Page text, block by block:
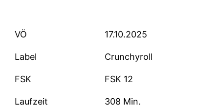
VÖ 17.10.2025
Label Crunchyroll
FSK FSK 12
Laufzeit 308 Min.